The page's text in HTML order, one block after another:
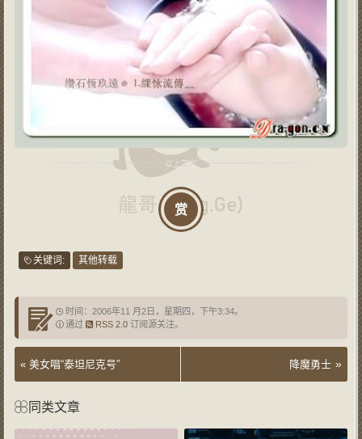
赏
关键词: 其他转载
时间：2006年11 月2日，星期四，下午3:34。
通过
RSS 2.0订阅源关注。
« 美女唱“泰坦尼克号” 降魔勇士 »
同类文章